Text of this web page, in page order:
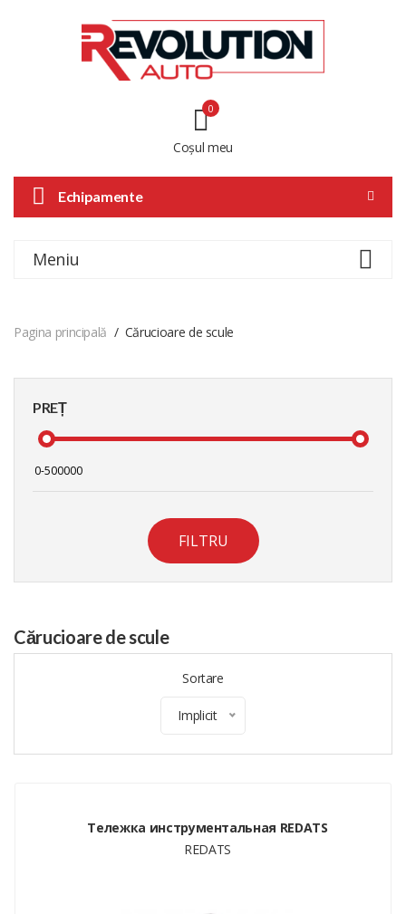
Coșul meu
0
Echipamente
Meniu
Pagina principală Cărucioare de scule
PREȚ
FILTRU
Cărucioare de scule
Sortare
Implicit
Тележка инструментальная REDATS
REDATS